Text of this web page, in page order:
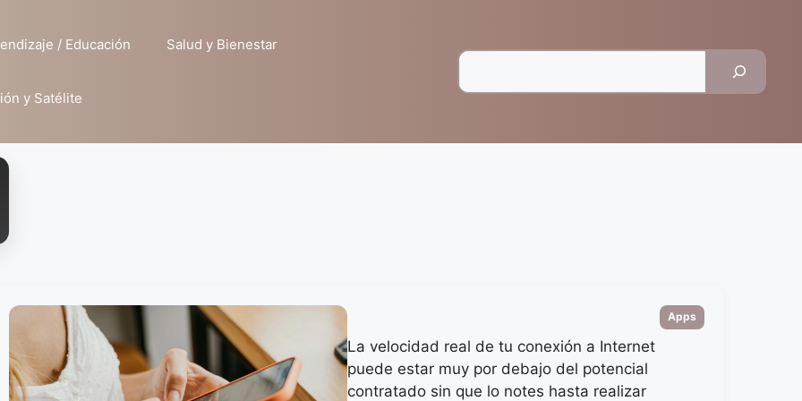
/ Educación Salud y Bienestar
y Satélite
La velocidad real de tu conexión a Internet
puede estar muy por debajo del potencial
contratado sin que lo notes hasta realizar
Categorias
Apps